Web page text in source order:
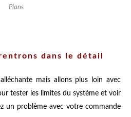
Plans
dans le détail
mais allons plus loin avec
tester les limites du système et voir
un problème avec votre commande